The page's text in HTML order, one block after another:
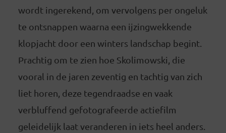
wordt ingerekend, om vervolgens per ongeluk
te ontsnappen waarna een ijzingwekkende
klopjacht door een winters landschap begint.
Prachtig om te zien hoe Skolimowski, die
vooral in de jaren zeventig en tachtig van zich
liet horen, deze tegendraadse en vaak
verbluffend gefotografeerde actiefilm
geleidelijk laat veranderen in iets heel anders.